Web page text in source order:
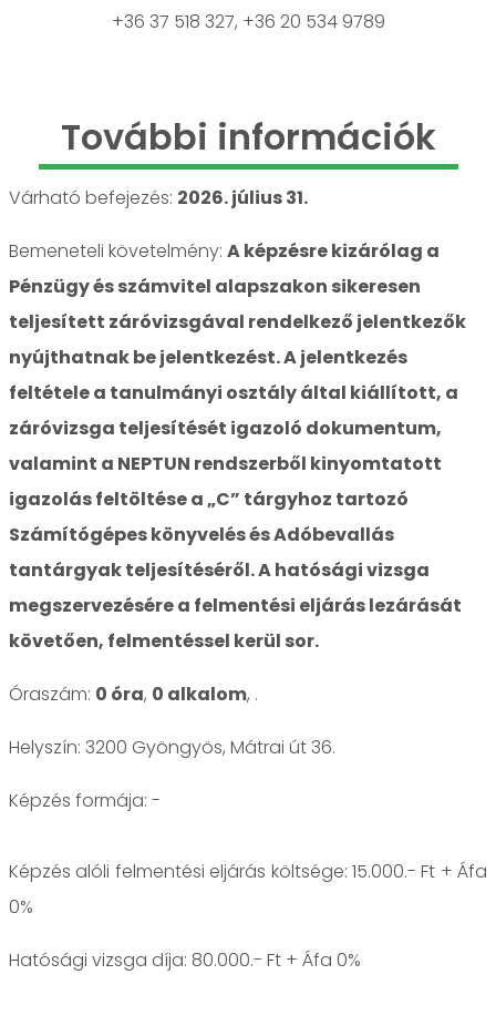
+36 37 518 327, +36 20 534 9789
További információk
Várható befejezés: 2026. július 31.
Bemeneteli követelmény: A képzésre kizárólag a
Pénzügy és számvitel alapszakon sikeresen
teljesített záróvizsgával rendelkező jelentkezők
nyújthatnak be jelentkezést. A jelentkezés
feltétele a tanulmányi osztály által kiállított, a
záróvizsga teljesítését igazoló dokumentum,
valamint a NEPTUN rendszerből kinyomtatott
igazolás feltöltése a „C” tárgyhoz tartozó
Számítógépes könyvelés és Adóbevallás
tantárgyak teljesítéséről. A hatósági vizsga
megszervezésére a felmentési eljárás lezárását
követően, felmentéssel kerül sor.
Óraszám: 0 óra, 0 alkalom, .
Helyszín: 3200 Gyöngyös, Mátrai út 36.
-
Képzés alóli felmentési eljárás költsége: 15.000.- Ft + Áfa
0%
Hatósági vizsga díja: 80.000.- Ft + Áfa 0%